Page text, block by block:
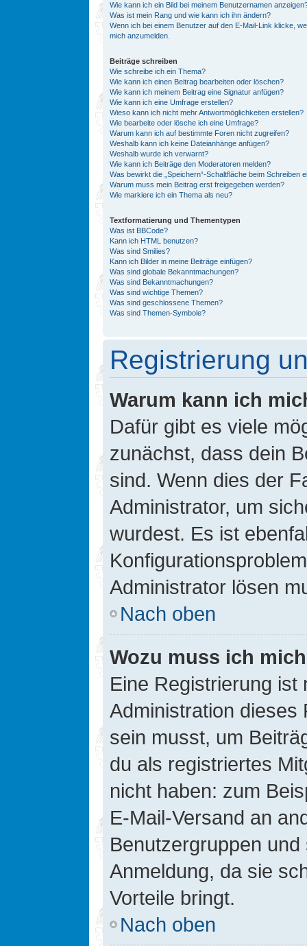
Wie kann ich ein Bild bei meinem Benutzernamen
Was ist mein Rang und wie kann ich ihn ändern?
Wenn ich bei einem Benutzer auf den E-Mail-Link klicke,
mich anzumelden.
Beiträge schreiben
Wie schreibe ich ein Thema?
Wie kann ich einen Beitrag bearbeiten oder löschen?
Wie kann ich meinem Beitrag eine Signatur anfügen?
Wie kann ich eine Umfrage erstellen?
Wieso kann ich nicht mehr Antwortmöglichkeiten erstellen?
Wie bearbeite oder lösche ich eine Umfrage?
Warum kann ich auf bestimmte Foren nicht zugreifen?
Weshalb kann ich keine Dateianhänge anfügen?
Weshalb wurde ich verwarnt?
Wie kann ich Beiträge den Moderatoren melden?
Was bewirkt die „Speichern“-Schaltfläche beim Schreiben
Warum muss mein Beitrag erst freigegeben werden?
Wie markiere ich ein Thema als neu?
Textformatierung und Thementypen
Was ist BBCode?
Kann ich HTML benutzen?
Was sind Smilies?
Kann ich Bilder in meine Beiträge einfügen?
Was sind globale Bekanntmachungen?
Was sind Bekanntmachungen?
Was sind wichtige Themen?
Was sind geschlossene Themen?
Was sind Themen-Symbole?
Registrierung
Warum kann ich
Dafür gibt es viele
zunächst, dass dein
sind. Wenn dies der
Administrator, um
wurdest. Es ist
Administrator lösen
Nach oben
Wozu muss ich
Eine Registrierung ist
Administration dieses
sein musst, um
du als registriertes
nicht haben: zum
E-Mail-Versand an
Benutzergruppen
Anmeldung, da sie
Vorteile bringt.
Nach oben